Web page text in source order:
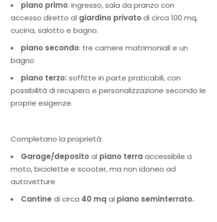
piano primo: ingresso, sala da pranzo con
accesso diretto al giardino privato di circa 100 mq,
cucina, salotto e bagno.
piano secondo: tre camere matrimoniali e un
bagno
piano terzo: soffitte in parte praticabili, con
possibilità di recupero e personalizzazione secondo le
proprie esigenze.
Completano la proprietà:
Garage/deposito al piano terra accessibile a
moto, biciclette e scooter, ma non idoneo ad
autovetture
Cantine di circa 40 mq al piano seminterrato.